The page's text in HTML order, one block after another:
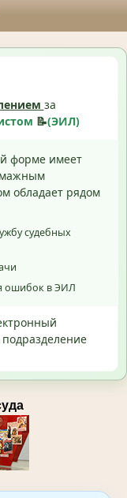
за
📝(ЭИЛ)
форме имеет
обладает рядом
судебных
ошибок в ЭИЛ